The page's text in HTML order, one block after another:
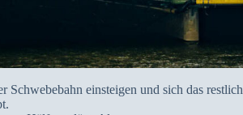
einsteigen und sich das